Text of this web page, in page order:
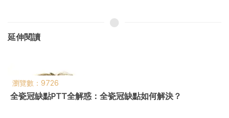
延伸閱讀
瀏覽數：12471
二氧化鋯全瓷冠是什麼？二氧化鋯全瓷冠差別醫師分析給